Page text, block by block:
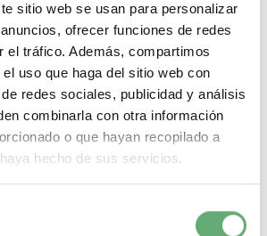
sitio web se usan para personalizar
ofrecer funciones de redes
el tráfico. Además, compartimos
uso que haga del sitio web con
redes sociales, publicidad y análisis
combinarla con otra información
o que hayan recopilado a
hecho de sus servicios.
Schneider Electric [PLAZO 3-6
Naranja Incandescente (bombilla no
Piloto luminoso de...
Harmony XB7 Tipo de producto o
luminoso Diametro de montaje22 mm